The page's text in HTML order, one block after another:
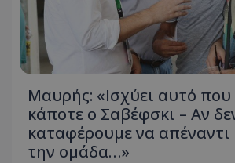
Μαυρής: «Ισχύει αυτό που
κάποτε ο Σαβέφσκι – Αν
καταφέρουμε να
την ομάδα…»